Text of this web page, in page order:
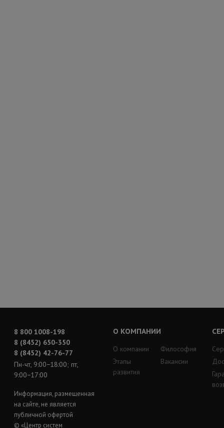
8 800 1008-198
8 (8452) 650-350
8 (8452) 42-76-77
Пн-чт, 9:00−18:00; пт,
9:00−17:00
Информация, размещенная
на сайте, не является
публичной офертой
© «Центр систем
О КОМПАНИИ
О компании
Этапы
развития
Философия
Вакансии